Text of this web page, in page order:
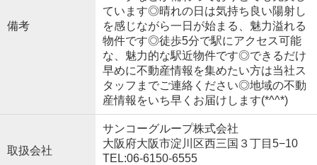
備考
ています◎晴れの日は気持ち良い陽射し
を感じながら一日が始まる、魅力溢れる
物件です◎徒歩5分で駅にアクセス可能
な、魅力的な駅近物件です◎できるだけ
早めに不動産情報を集めたい方は当社ス
タッフまでご連絡ください◎地域の不動
産情報をいち早くお届けします(*^^*)
取扱会社
サンコーグループ株式会社
大阪府大阪市淀川区西三国３丁目5−10
TEL:06-6150-6555